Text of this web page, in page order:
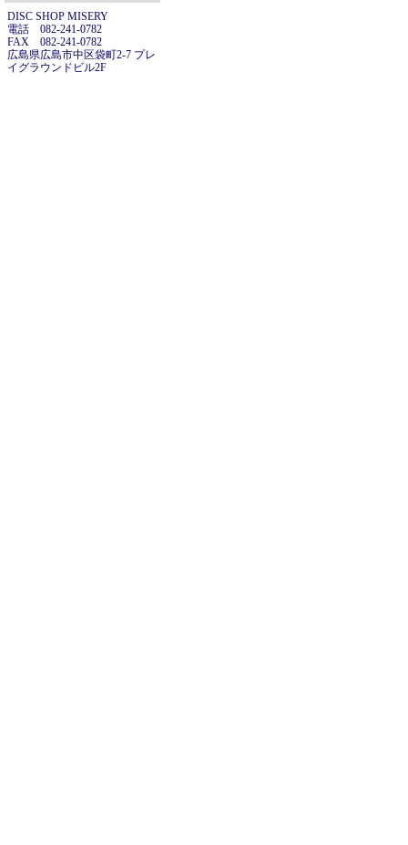
DISC SHOP MISERY
電話 082-241-0782
FAX 082-241-0782
広島県広島市中区袋町2-7 プレ
イグラウンドビル2F